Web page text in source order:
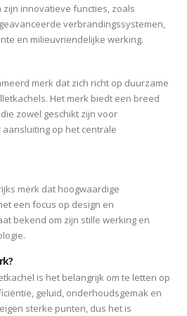
zijn innovatieve functies, zoals
verbrandingssystemen,
en milieuvriendelijke werking.
merk dat zich richt op duurzame
Het merk biedt een breed
zowel geschikt zijn voor
op het centrale
merk dat hoogwaardige
een focus op design en
bekend om zijn stille werking en
is het belangrijk om te letten op
geluid, onderhoudsgemak en
sterke punten, dus het is